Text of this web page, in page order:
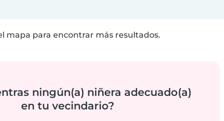
mapa para encontrar más resultados.
ningún(a) niñera adecuado(a)
en tu vecindario?